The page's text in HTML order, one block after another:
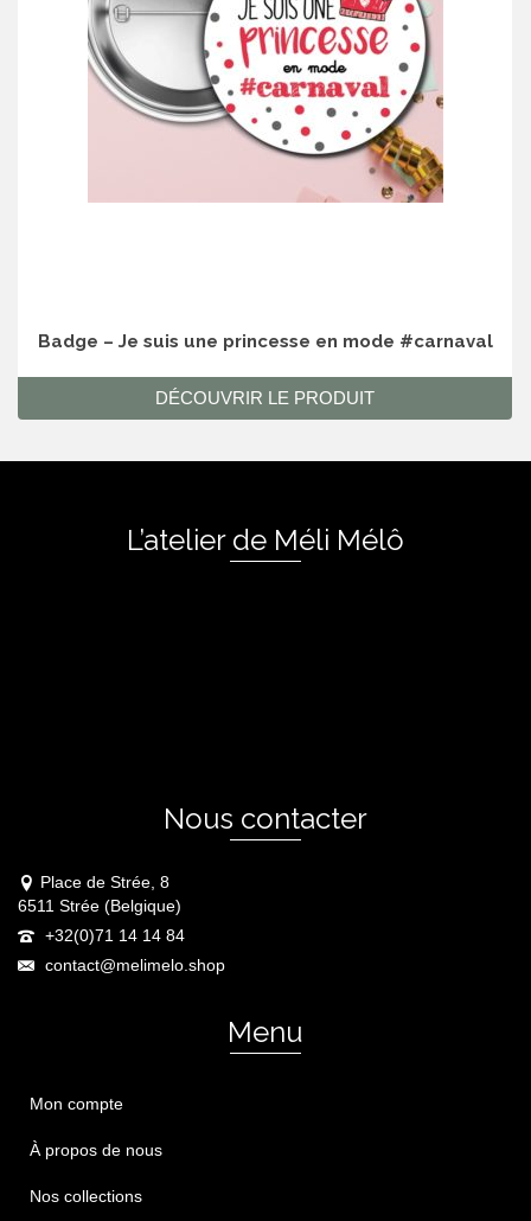
Badge – Je suis une princesse en mode #carnaval
DÉCOUVRIR LE PRODUIT
L’atelier de Méli Mélô
Nous contacter
Place de Strée, 8
6511 Strée (Belgique)
+32(0)71 14 14 84
contact@melimelo.shop
Menu
Mon compte
À propos de nous
Nos collections